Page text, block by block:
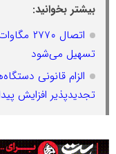
بیشتر بخوانید:
اتصال
تسهیل می‌شود
الزام قانونی
تجدیدپذیر افزایش